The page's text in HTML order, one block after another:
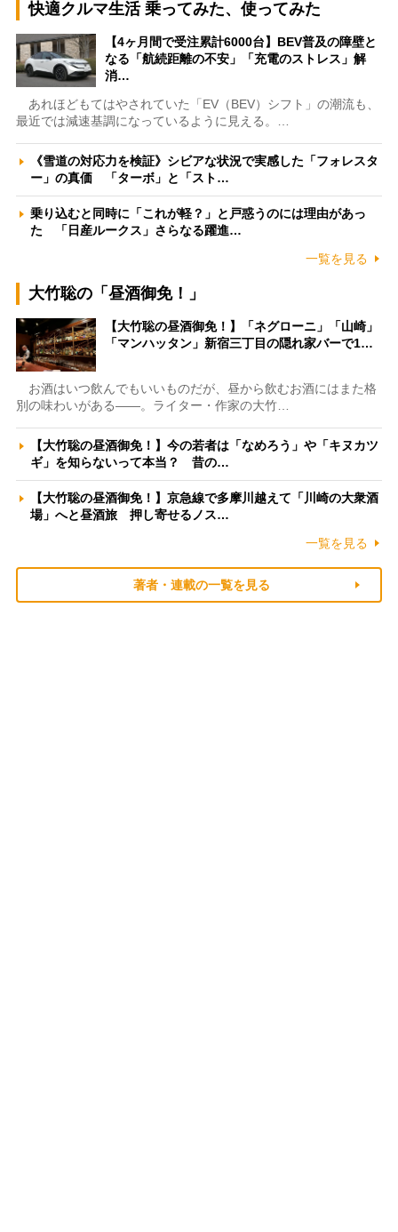
快適クルマ生活 乗ってみた、使ってみた
【4ヶ月間で受注累計6000台】BEV普及の障壁と
なる「航続距離の不安」「充電のストレス」解
消…
あれほどもてはやされていた「EV（BEV）シフト」の潮流も、
最近では減速基調になっているように見える。…
《雪道の対応力を検証》シビアな状況で実感した「フォレスタ
ー」の真価 「ターボ」と「スト…
乗り込むと同時に「これが軽？」と戸惑うのには理由があっ
た 「日産ルークス」さらなる躍進…
一覧を見る
大竹聡の「昼酒御免！」
【大竹聡の昼酒御免！】「ネグローニ」「山崎」
「マンハッタン」新宿三丁目の隠れ家バーで1…
お酒はいつ飲んでもいいものだが、昼から飲むお酒にはまた格
別の味わいがある――。ライター・作家の大竹…
【大竹聡の昼酒御免！】今の若者は「なめろう」や「キヌカツ
ギ」を知らないって本当？ 昔の…
【大竹聡の昼酒御免！】京急線で多摩川越えて「川崎の大衆酒
場」へと昼酒旅 押し寄せるノス…
一覧を見る
著者・連載の一覧を見る